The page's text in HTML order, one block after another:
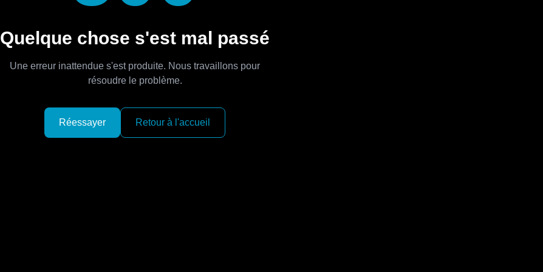
Quelque chose s'est mal passé
Une erreur inattendue s'est produite. Nous travaillons pour
résoudre le problème.
Réessayer Retour à l'accueil